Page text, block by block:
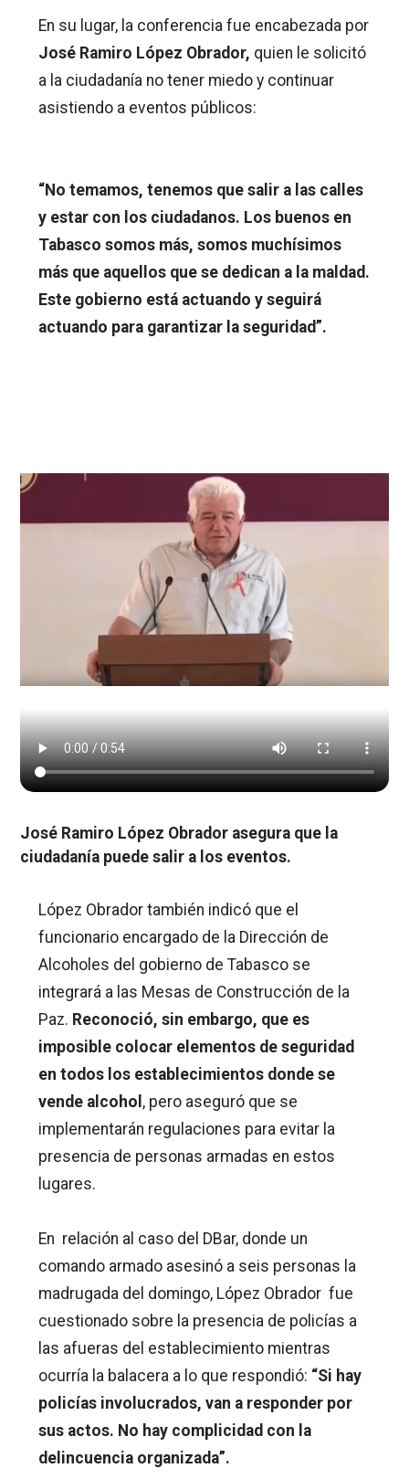
En su lugar, la conferencia fue encabezada por
José Ramiro López Obrador, quien le solicitó
a la ciudadanía no tener miedo y continuar
asistiendo a eventos públicos:
“No temamos, tenemos que salir a las calles
y estar con los ciudadanos. Los buenos en
Tabasco somos más, somos muchísimos
más que aquellos que se dedican a la maldad.
Este gobierno está actuando y seguirá
actuando para garantizar la seguridad”.
José Ramiro López Obrador asegura que la
ciudadanía puede salir a los eventos.
López Obrador también indicó que el
funcionario encargado de la Dirección de
Alcoholes del gobierno de Tabasco se
integrará a las Mesas de Construcción de la
Paz. Reconoció, sin embargo, que es
imposible colocar elementos de seguridad
en todos los establecimientos donde se
vende alcohol , pero aseguró que se
implementarán regulaciones para evitar la
presencia de personas armadas en estos
lugares.
En relación al caso del DBar, donde un
comando armado asesinó a seis personas la
madrugada del domingo, López Obrador fue
cuestionado sobre la presencia de policías a
las afueras del establecimiento mientras
ocurría la balacera a lo que respondió: “Si hay
policías involucrados, van a responder por
sus actos. No hay complicidad con la
delincuencia organizada”.